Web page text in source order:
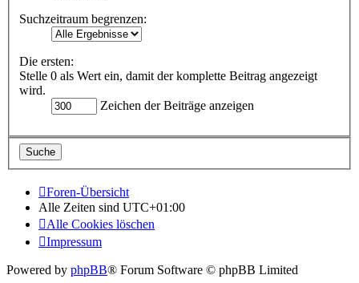
Suchzeitraum begrenzen:
Die ersten:
Stelle 0 als Wert ein, damit der komplette Beitrag angezeigt
wird.
Zeichen der Beiträge anzeigen
Foren-Übersicht
Alle Zeiten sind UTC+01:00
Alle Cookies löschen
Impressum
Powered by phpBB® Forum Software © phpBB Limited